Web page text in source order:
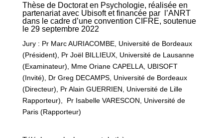
Thèse de Doctorat en Psychologie, réalisée en
partenariat avec Ubisoft et financée par l’ANRT
dans le cadre d’une convention CIFRE, soutenue
le 29 septembre 2022
Jury : Pr Marc AURIACOMBE, Université de Bordeaux
(Président), Pr Joël BILLIEUX, Université de Lausanne
(Examinateur), Mme Oriane CAPELLA, UBISOFT
(Invité), Dr Greg DECAMPS, Université de Bordeaux
(Directeur), Pr Alain GUERRIEN, Université de Lille
Rapporteur), Pr Isabelle VARESCON, Université de
Paris (Rapporteur)